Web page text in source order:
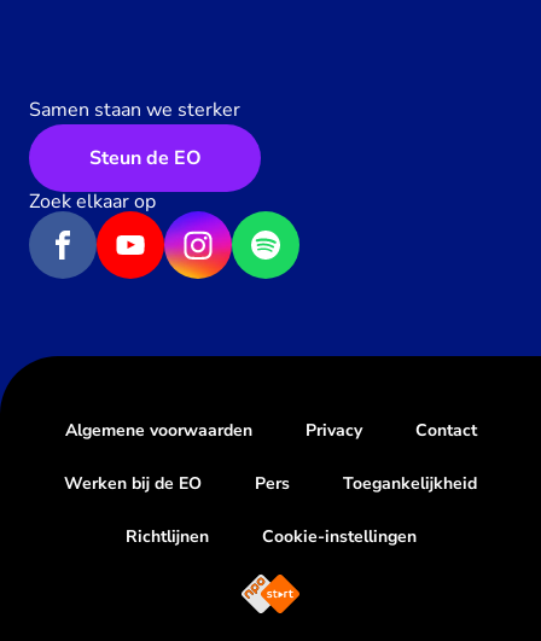
Samen staan we sterker
Steun de EO
Zoek elkaar op
Algemene voorwaarden Privacy Contact
Werken bij de EO Pers Toegankelijkheid
Richtlijnen Cookie-instellingen